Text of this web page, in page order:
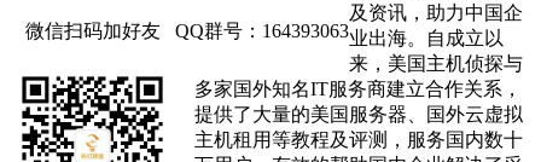
微信扫码加好友 QQ群号：164393063
及资讯，助力中国企
业出海。自成立以
来，美国主机侦探与
多家国外知名IT服务商建立合作关系，
提供了大量的美国服务器、国外云虚拟
主机租用等教程及评测，服务国内数十